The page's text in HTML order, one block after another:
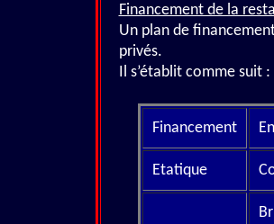
Financement de la
Un plan de
privés.
Il s’établit comme suit :
Financement
Etatique